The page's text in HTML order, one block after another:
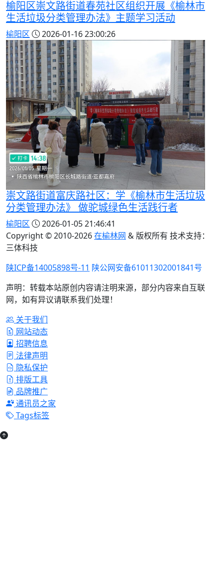
榆阳区崇文路街道春苑社区组织开展《榆林市
生活垃圾分类管理办法》主题学习活动
榆阳区 2026-01-16 23:00:26
崇文路街道富庆路社区：学《榆林市生活垃圾
分类管理办法》 做驼城绿色生活践行者
榆阳区
2026-01-05 21:46:41
Copyright © 2010-2026在榆林网 & 版权所有 技术支持：
三体科技
陕ICP备14005898号-11 陕公网安备61011302001841号
声明：转载本站原创内容请注明来源，部分内容来自互联
网，如有异议请联系我们处理！
关于我们
网站动态
招聘信息
法律声明
隐私保护
排版工具
品牌推广
通讯员之家
Tags标签